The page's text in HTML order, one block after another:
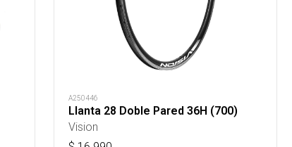
A250446
Llanta 28 Doble Pared 36H (700)
Vision